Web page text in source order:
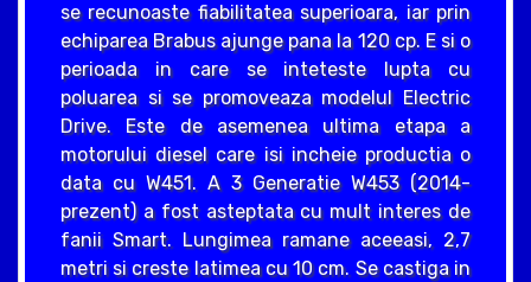
se recunoaste fiabilitatea superioara, iar prin
echiparea Brabus ajunge pana la 120 cp. E si o
perioada in care se inteteste lupta cu
poluarea si se promoveaza modelul Electric
Drive. Este de asemenea ultima etapa a
motorului diesel care isi incheie productia o
data cu W451. A 3 Generatie W453 (2014-
prezent) a fost asteptata cu mult interes de
fanii Smart. Lungimea ramane aceeasi, 2,7
metri si creste latimea cu 10 cm. Se castiga in